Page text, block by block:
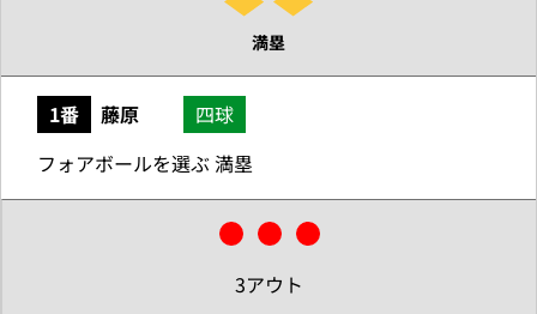
満塁
1番 藤原
四球
フォアボールを選ぶ 満塁
3アウト